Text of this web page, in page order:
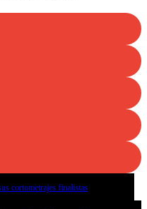
cortometrajes finalistas